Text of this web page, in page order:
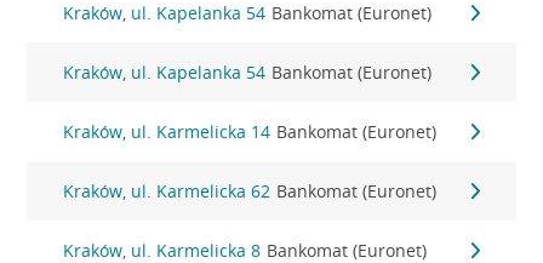
Kraków, ul. Kapelanka 54 Bankomat (Euronet)
Kraków, ul. Kapelanka 54 Bankomat (Euronet)
Kraków, ul. Karmelicka 14 Bankomat (Euronet)
Kraków, ul. Karmelicka 62 Bankomat (Euronet)
Kraków, ul. Karmelicka 8 Bankomat (Euronet)